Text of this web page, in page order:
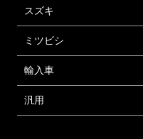
スズキ
ミツビシ
輸入車
汎用